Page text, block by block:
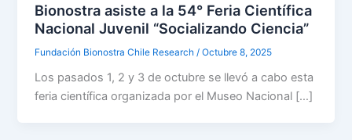
Bionostra asiste a la 54° Feria Científica
Nacional Juvenil “Socializando Ciencia”
Fundación Bionostra Chile Research /Octubre 8, 2025
Los pasados 1, 2 y 3 de octubre se llevó a cabo esta
feria científica organizada por el Museo Nacional […]